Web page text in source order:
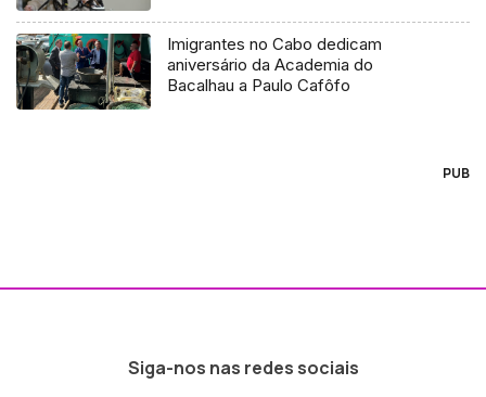
Imigrantes no Cabo dedicam
aniversário da Academia do
Bacalhau a Paulo Cafôfo
PUB
Siga-nos nas redes sociais